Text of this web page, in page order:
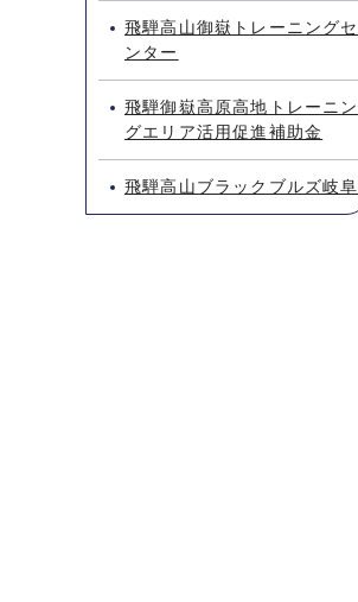
飛騨高山御嶽トレーニングセ
ンター
飛騨御嶽高原高地トレーニン
グエリア活用促進補助金
飛騨高山ブラックブルズ岐阜